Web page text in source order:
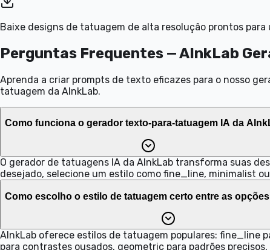
Baixe designs de tatuagem de alta resolução prontos
Perguntas Frequentes — AInkLab
Aprenda a criar prompts de texto eficazes para o nosso
tatuagem da AInkLab.
Como funciona o gerador texto-para-tatuagem IA da
O gerador de tatuagens IA da AInkLab transforma suas
desejado, selecione um estilo como fine_line, minimalist
Como escolho o estilo de tatuagem certo entre as
AInkLab oferece estilos de tatuagem populares: fine_line
para contrastes ousados, geometric para padrões